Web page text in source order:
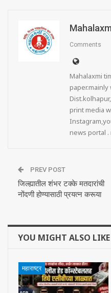
Comments
Mahalaxmi
print media
news portal .
PREV POST
जिल्ह्यातील शंभर टक्के मतदारांची
नोंदणी होण्यासाठी प्रयत्न करूया
YOU MIGHT ALSO LIKE
महाराष्ट्र